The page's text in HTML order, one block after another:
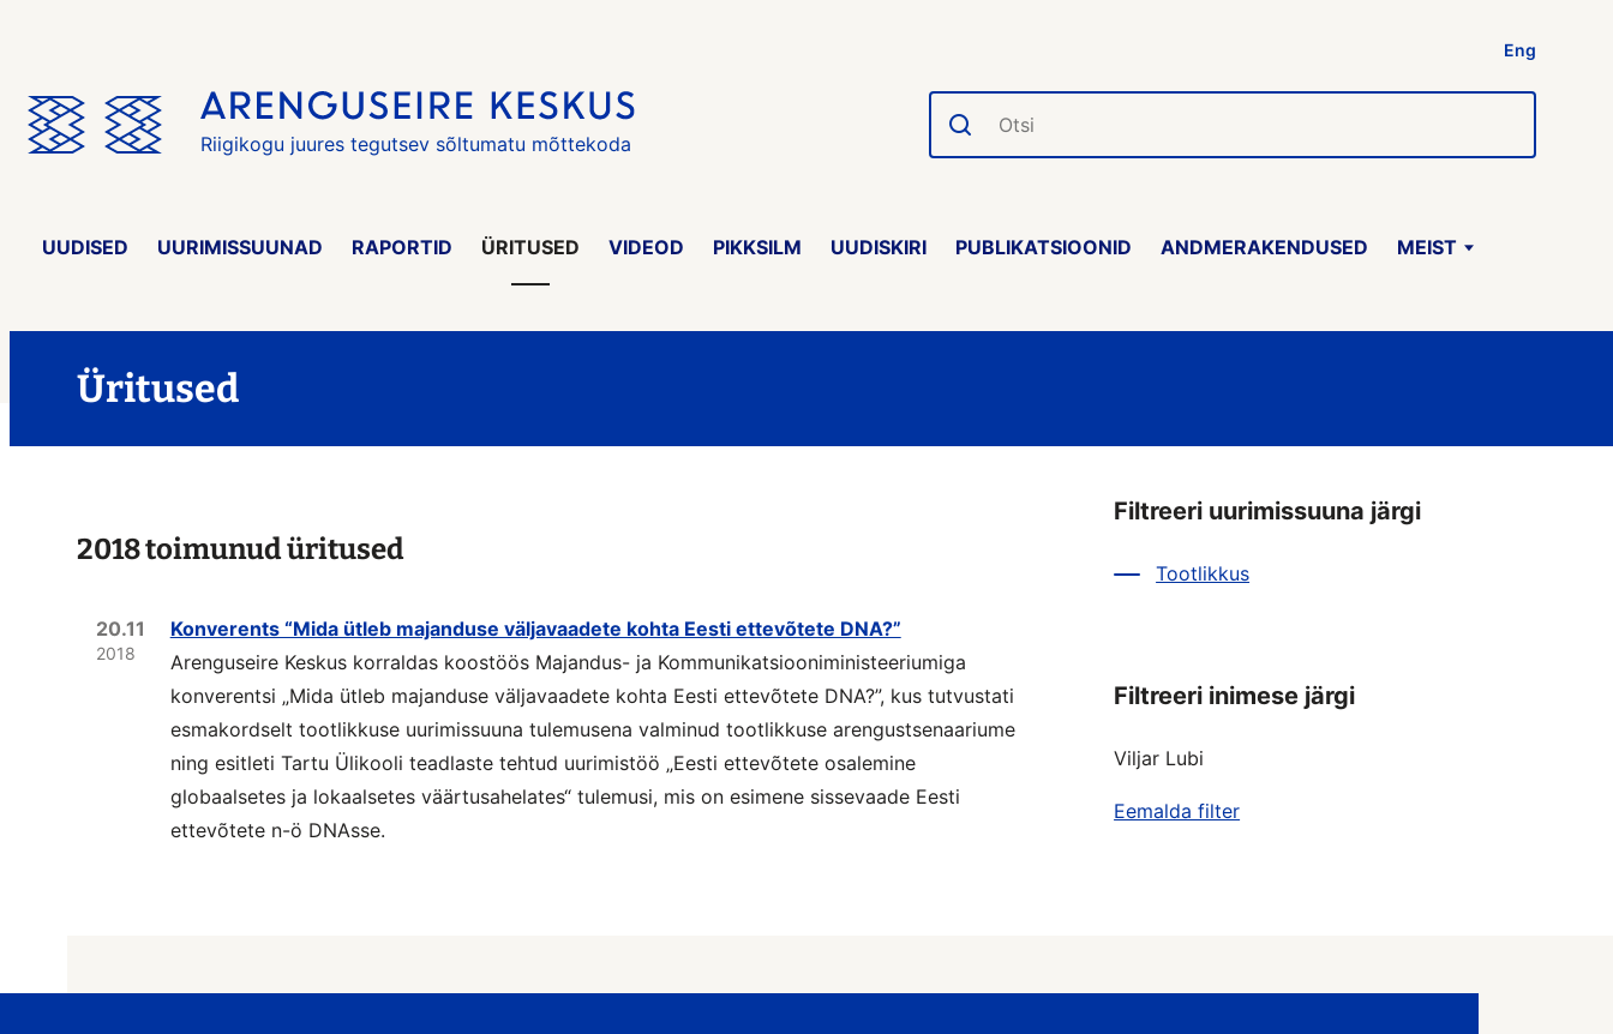
Eng
Riigikogu juures tegutsev sõltumatu mõttekoda
Otsi
UUDISED UURIMISSUUNAD RAPORTID ÜRITUSED VIDEOD PIKKSILM UUDISKIRI PUBLIKATSIOONID ANDMERAKENDUSED MEIST
Üritused
2018 toimunud üritused
20.11
2018
Konverents “Mida ütleb majanduse väljavaadete kohta Eesti ettevõtete DNA?”
Arenguseire Keskus korraldas koostöös Majandus- ja Kommunikatsiooniministeeriumiga
konverentsi „Mida ütleb majanduse väljavaadete kohta Eesti ettevõtete DNA?”, kus tutvustati
esmakordselt tootlikkuse uurimissuuna tulemusena valminud tootlikkuse arengustsenaariume
ning esitleti Tartu Ülikooli teadlaste tehtud uurimistöö „Eesti ettevõtete osalemine
globaalsetes ja lokaalsetes väärtusahelates“ tulemusi, mis on esimene sissevaade Eesti
ettevõtete n-ö DNAsse.
Filtreeri uurimissuuna järgi
Tootlikkus
Filtreeri inimese järgi
Viljar Lubi
Eemalda filter